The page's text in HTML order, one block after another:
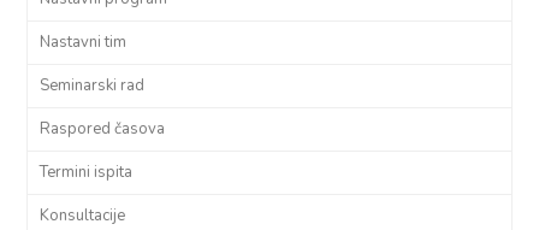
Nastavni tim
Seminarski rad
Raspored časova
Termini ispita
Konsultacije